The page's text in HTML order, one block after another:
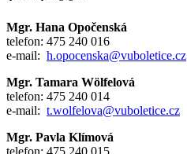
Mgr. Hana Opočenská
telefon: 475 240 016
e-mail: h.opocenska@vuboletice.cz
Mgr. Tamara Wölfelová
telefon: 475 240 014
e-mail: t.wolfelova@vuboletice.cz
Mgr. Pavla Klímová
telefon: 475 240 015